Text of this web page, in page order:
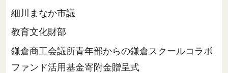
細川まなか市議
教育文化財部
鎌倉商工会議所青年部からの鎌倉スクールコラボ
ファンド活用基金寄附金贈呈式